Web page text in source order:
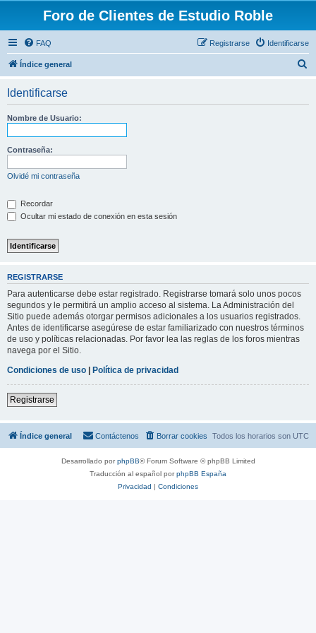
Foro de Clientes de Estudio Roble
FAQ Identificarse
Registrarse
Índice general
Identificarse
Nombre de Usuario:
Contraseña:
Olvidé mi contraseña
Recordar
Ocultar mi estado de conexión en esta sesión
REGISTRARSE
Para autenticarse debe estar registrado. Registrarse tomará solo unos pocos
segundos y le permitirá un amplio acceso al sistema. La Administración del
Sitio puede además otorgar permisos adicionales a los usuarios registrados.
Antes de identificarse asegúrese de estar familiarizado con nuestros términos
de uso y políticas relacionadas. Por favor lea las reglas de los foros mientras
navega por el Sitio.
Condiciones de uso | Política de privacidad
Registrarse
Índice general Todos los horarios son UTC
Borrar cookies
Contáctenos
Desarrollado porphpBB® Forum Software © phpBB Limited
Traducción al español porphpBB España
Privacidad | Condiciones